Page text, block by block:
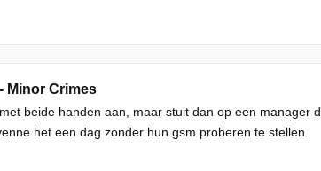
Minor Crimes
beide handen aan, maar stuit dan op een manager
het een dag zonder hun gsm proberen te stellen.